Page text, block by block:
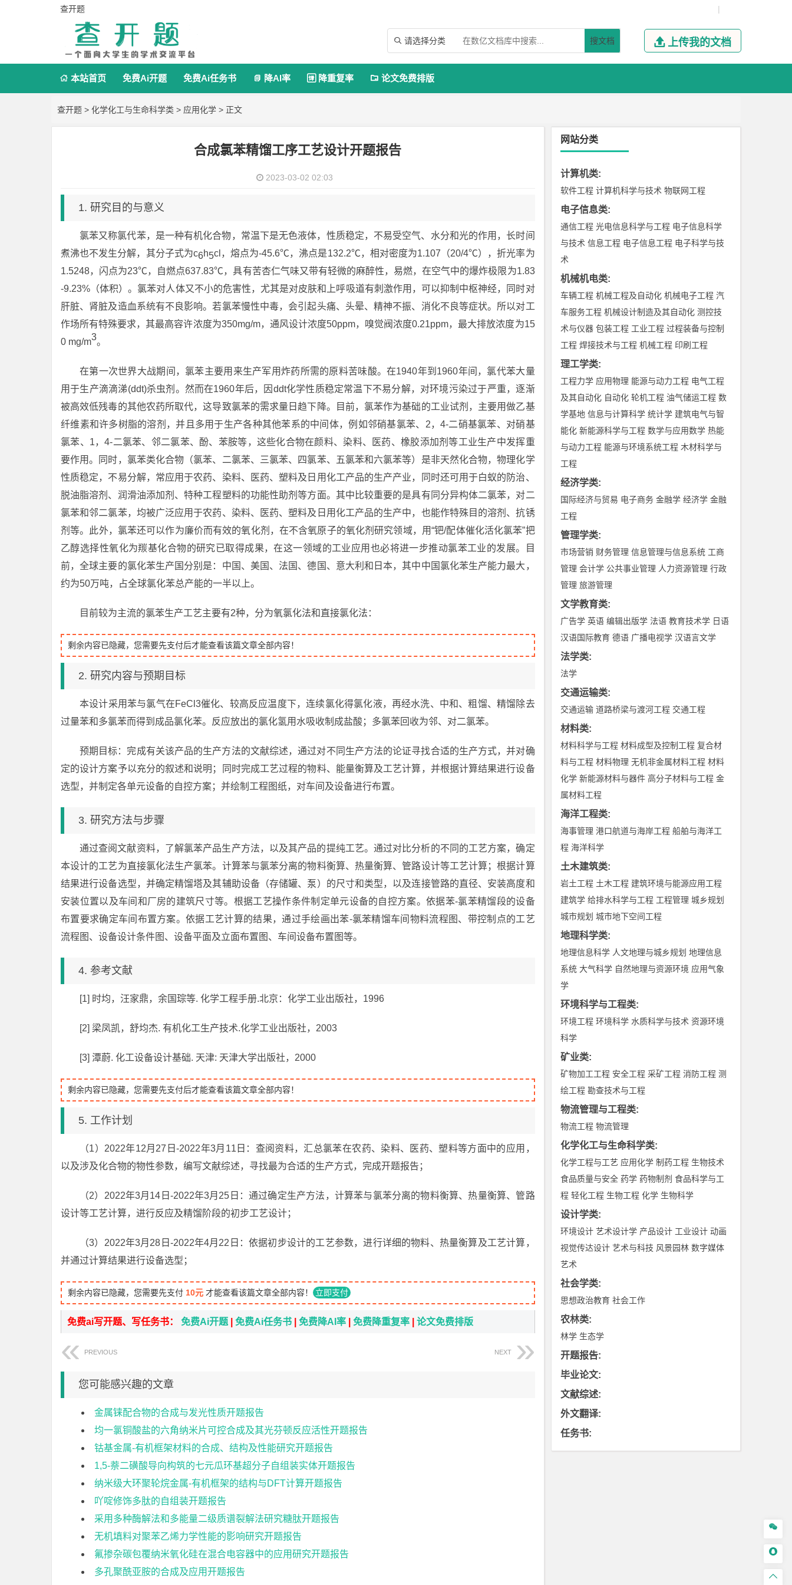
查开题 |
 请选择分类 搜文档  上传我的文档
 本站首页 免费Ai开题 免费Ai任务书  降AI率  降重复率  论文免费排版
查开题 > 化学化工与生命科学类 > 应用化学 > 正文
合成氯苯精馏工序工艺设计开题报告
2023-03-02 02:03
1. 研究目的与意义
氯苯又称氯代苯，是一种有机化合物，常温下是无色液体，性质稳定，不易受空气、水分和光的作用，长时间
煮沸也不发生分解，其分子式为c6h5cl，熔点为-45.6℃，沸点是132.2℃，相对密度为1.107（20/4℃），折光率为
1.5248，闪点为23℃，自燃点637.83℃，具有苦杏仁气味又带有轻微的麻醉性，易燃，在空气中的爆炸极限为1.83
-9.23%（体积）。氯苯对人体又不小的危害性，尤其是对皮肤和上呼吸道有刺激作用，可以抑制中枢神经，同时对
肝脏、肾脏及造血系统有不良影响。若氯苯慢性中毒，会引起头痛、头晕、精神不振、消化不良等症状。所以对工
作场所有特殊要求，其最高容许浓度为350mg/m，通风设计浓度50ppm，嗅觉阀浓度0.21ppm，最大排放浓度为15
0 mg/m3。
在第一次世界大战期间，氯苯主要用来生产军用炸药所需的原料苦味酸。在1940年到1960年间，氯代苯大量
用于生产滴滴涕(ddt)杀虫剂。然而在1960年后，因ddt化学性质稳定常温下不易分解，对环境污染过于严重，逐渐
被高效低残毒的其他农药所取代，这导致氯苯的需求量日趋下降。目前，氯苯作为基础的工业试剂，主要用做乙基
纤维素和许多树脂的溶剂，并且多用于生产各种其他苯系的中间体，例如邻硝基氯苯、2，4-二硝基氯苯、对硝基
氯苯、1，4-二氯苯、邻二氯苯、酚、苯胺等，这些化合物在颜料、染料、医药、橡胶添加剂等工业生产中发挥重
要作用。同时，氯苯类化合物（氯苯、二氯苯、三氯苯、四氯苯、五氯苯和六氯苯等）是非天然化合物，物理化学
性质稳定，不易分解，常应用于农药、染料、医药、塑料及日用化工产品的生产产业，同时还可用于白蚁的防治、
脱油脂溶剂、润滑油添加剂、特种工程塑料的功能性助剂等方面。其中比较重要的是具有同分异构体二氯苯，对二
氯苯和邻二氯苯，均被广泛应用于农药、染料、医药、塑料及日用化工产品的生产中，也能作特殊目的溶剂、抗锈
剂等。此外，氯苯还可以作为廉价而有效的氧化剂，在不含氧原子的氧化剂研究领域，用“钯/配体催化活化氯苯”把
乙醇选择性氧化为羰基化合物的研究已取得成果，在这一领域的工业应用也必将进一步推动氯苯工业的发展。目
前，全球主要的氯化苯生产国分别是：中国、美国、法国、德国、意大利和日本，其中中国氯化苯生产能力最大，
约为50万吨，占全球氯化苯总产能的一半以上。
目前较为主流的氯苯生产工艺主要有2种，分为氧氯化法和直接氯化法：
剩余内容已隐藏，您需要先支付后才能查看该篇文章全部内容！
2. 研究内容与预期目标
本设计采用苯与氯气在FeCl3催化、较高反应温度下，连续氯化得氯化液，再经水洗、中和、粗馏、精馏除去
过量苯和多氯苯而得到成品氯化苯。反应放出的氯化氢用水吸收制成盐酸；多氯苯回收为邻、对二氯苯。
预期目标：完成有关该产品的生产方法的文献综述，通过对不同生产方法的论证寻找合适的生产方式，并对确
定的设计方案予以充分的叙述和说明；同时完成工艺过程的物料、能量衡算及工艺计算，并根据计算结果进行设备
选型，并制定各单元设备的自控方案；并绘制工程图纸，对车间及设备进行布置。
3. 研究方法与步骤
通过查阅文献资料，了解氯苯产品生产方法，以及其产品的提纯工艺。通过对比分析的不同的工艺方案，确定
本设计的工艺为直接氯化法生产氯苯。计算苯与氯苯分离的物料衡算、热量衡算、管路设计等工艺计算；根据计算
结果进行设备选型，并确定精馏塔及其辅助设备（存储罐、泵）的尺寸和类型，以及连接管路的直径、安装高度和
安装位置以及车间和厂房的建筑尺寸等。根据工艺操作条件制定单元设备的自控方案。依据苯-氯苯精馏段的设备
布置要求确定车间布置方案。依据工艺计算的结果，通过手绘画出苯-氯苯精馏车间物料流程图、带控制点的工艺
流程图、设备设计条件图、设备平面及立面布置图、车间设备布置图等。
4. 参考文献
[1] 时均，汪家鼎，余国琮等. 化学工程手册.北京：化学工业出版社，1996
[2] 梁凤凯，舒均杰. 有机化工生产技术.化学工业出版社，2003
[3] 潭蔚. 化工设备设计基础. 天津: 天津大学出版社，2000
剩余内容已隐藏，您需要先支付后才能查看该篇文章全部内容！
5. 工作计划
（1）2022年12月27日-2022年3月11日：查阅资料，汇总氯苯在农药、染料、医药、塑料等方面中的应用，
以及涉及化合物的物性参数，编写文献综述，寻找最为合适的生产方式，完成开题报告；
（2）2022年3月14日-2022年3月25日：通过确定生产方法，计算苯与氯苯分离的物料衡算、热量衡算、管路
设计等工艺计算，进行反应及精馏阶段的初步工艺设计；
（3）2022年3月28日-2022年4月22日：依据初步设计的工艺参数，进行详细的物料、热量衡算及工艺计算，
并通过计算结果进行设备选型；
剩余内容已隐藏，您需要先支付 10元 才能查看该篇文章全部内容！ 立即支付
免费ai写开题、写任务书： 免费Ai开题 免费Ai任务书 免费降AI率 免费降重复率 论文免费排版
PREVIOUS NEXT
您可能感兴趣的文章
金属铼配合物的合成与发光性质开题报告
均一氯铜酸盐的六角纳米片可控合成及其光芬顿反应活性开题报告
钴基金属-有机框架材料的合成、结构及性能研究开题报告
1,5-萘二磺酸导向构筑的七元瓜环基超分子自组装实体开题报告
纳米级大环聚轮烷金属-有机框架的结构与DFT计算开题报告
吖啶修饰多肽的自组装开题报告
采用多种酶解法和多能量二级质谱裂解法研究糖肽开题报告
无机填料对聚苯乙烯力学性能的影响研究开题报告
氟掺杂碳包覆纳米氧化硅在混合电容器中的应用研究开题报告
多孔聚酰亚胺的合成及应用开题报告
网站分类
计算机类:
软件工程 计算机科学与技术 物联网工程
电子信息类:
通信工程 光电信息科学与工程 电子信息科学
与技术 信息工程 电子信息工程 电子科学与技
术
机械机电类:
车辆工程 机械工程及自动化 机械电子工程 汽
车服务工程 机械设计制造及其自动化 测控技
术与仪器 包装工程 工业工程 过程装备与控制
工程 焊接技术与工程 机械工程 印刷工程
理工学类:
工程力学 应用物理 能源与动力工程 电气工程
及其自动化 自动化 轮机工程 油气储运工程 数
学基地 信息与计算科学 统计学 建筑电气与智
能化 新能源科学与工程 数学与应用数学 热能
与动力工程 能源与环境系统工程 木材科学与
工程
经济学类:
国际经济与贸易 电子商务 金融学 经济学 金融
工程
管理学类:
市场营销 财务管理 信息管理与信息系统 工商
管理 会计学 公共事业管理 人力资源管理 行政
管理 旅游管理
文学教育类:
广告学 英语 编辑出版学 法语 教育技术学 日语
汉语国际教育 德语 广播电视学 汉语言文学
法学类:
法学
交通运输类:
交通运输 道路桥梁与渡河工程 交通工程
材料类:
材料科学与工程 材料成型及控制工程 复合材
料与工程 材料物理 无机非金属材料工程 材料
化学 新能源材料与器件 高分子材料与工程 金
属材料工程
海洋工程类:
海事管理 港口航道与海岸工程 船舶与海洋工
程 海洋科学
土木建筑类:
岩土工程 土木工程 建筑环境与能源应用工程
建筑学 给排水科学与工程 工程管理 城乡规划
城市规划 城市地下空间工程
地理科学类:
地理信息科学 人文地理与城乡规划 地理信息
系统 大气科学 自然地理与资源环境 应用气象
学
环境科学与工程类:
环境工程 环境科学 水质科学与技术 资源环境
科学
矿业类:
矿物加工工程 安全工程 采矿工程 消防工程 测
绘工程 勘查技术与工程
物流管理与工程类:
物流工程 物流管理
化学化工与生命科学类:
化学工程与工艺 应用化学 制药工程 生物技术
食品质量与安全 药学 药物制剂 食品科学与工
程 轻化工程 生物工程 化学 生物科学
设计学类:
环境设计 艺术设计学 产品设计 工业设计 动画
视觉传达设计 艺术与科技 风景园林 数字媒体
艺术
社会学类:
思想政治教育 社会工作
农林类:
林学 生态学
开题报告:
毕业论文:
文献综述:
外文翻译:
任务书:


